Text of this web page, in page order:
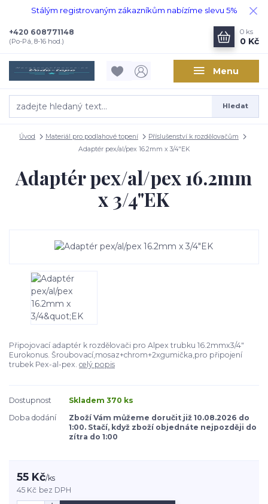
Stálým registrovaným zákazníkům nabízíme slevu 5%
Menu
Hledat
+420 608771148
(Po-Pá, 8-16 hod.)
0 ks
0 Kč
Úvod Materiál pro podlahové topení
Příslušenství k rozdělovačům
Adaptér pex/al/pex 16.2mm x 3/4"EK
Adaptér pex/al/pex 16.2mm
x 3/4"EK
Připojovací adaptér k rozdělovači pro Alpex trubku 16.2mmx3/4"
Eurokonus. Šroubovací,mosaz+chrom+2xgumička,pro připojení
trubek Pex-al-pex. celý popis
Dostupnost
Skladem 370 ks
Doba dodání
Zboží Vám můžeme doručit již 10.08.2026 do
1:00. Stačí, když zboží objednáte nejpozději do
zítra do 1:00
55 Kč/ks
45 Kč bez DPH